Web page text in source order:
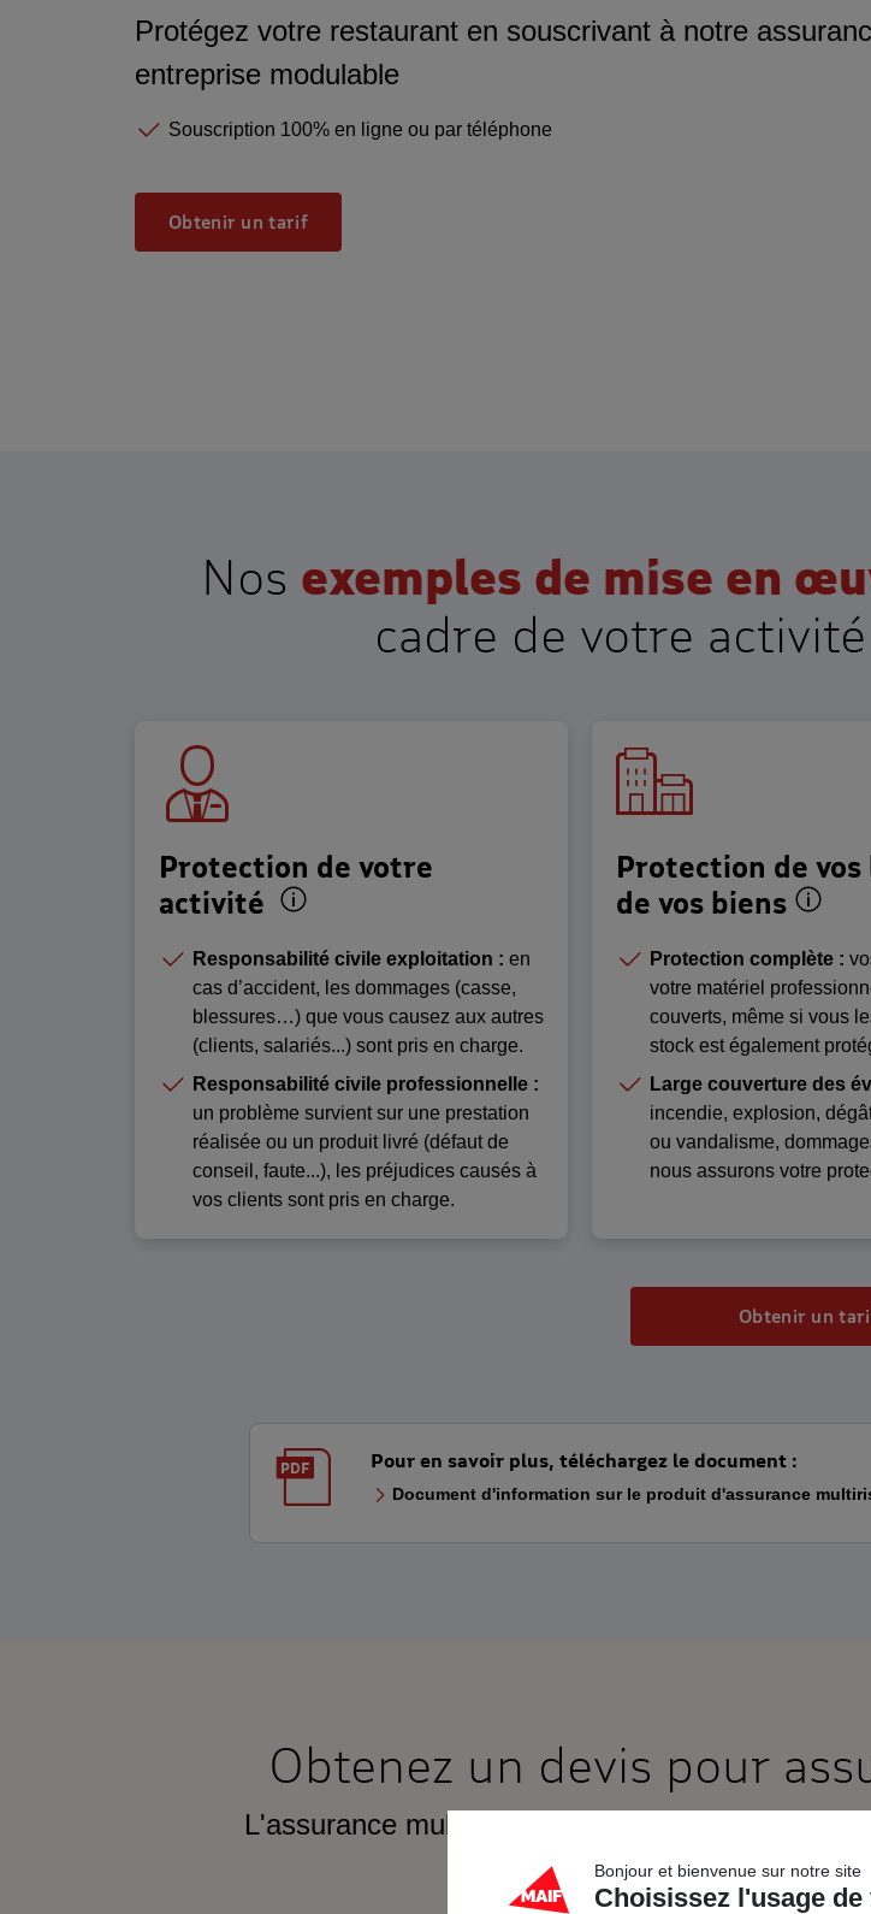
Protégez votre restaurant en souscrivant à notre
entreprise modulable
Souscription 100% en ligne ou par téléphone
Obtenir un tarifObtenir un tarif - Assurance multirisque des coiffeurs
Nos exemples de mise en
cadre de votre
Protection de votre
activité Exemple de situation pour la protection de
Responsabilité civile exploitation : en
cas d’accident, les dommages (casse,
blessures…) que vous causez aux autres
(clients, salariés...) sont pris en charge.
Responsabilité civile professionnelle :
un problème survient sur une prestation
réalisée ou un produit livré (défaut de
conseil, faute...), les préjudices causés à
vos clients sont pris en charge.
Protection de vos
de vos biens
Protection complète :
votre matériel
couverts, même si vous
stock est également
Large couverture des
incendie, explosion,
ou vandalisme,
nous assurons votre
Obtenir un
Pour en savoir plus, téléchargez le document :
Document d'information sur le produit d'assurance
Obtenez un devis pour
L'assurance multirisque entreprise MAIF, une
Bonjour et bienvenue sur notre site
Choisissez l'usage